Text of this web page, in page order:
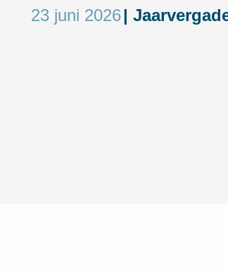
23 juni 2026|